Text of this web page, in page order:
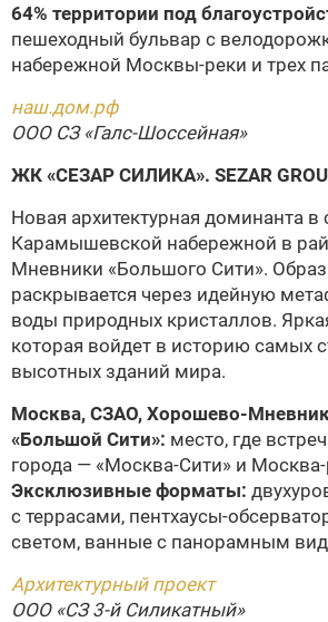
64% территории под
пешеходный бульвар с
набережной Москвы-реки и трех
наш.дом.рф
ООО СЗ «Галс-Шоссейная»
ЖК «СЕЗАР СИЛИКА». SEZAR
Новая архитектурная доминанта в
Карамышевской набережной в
Мневники «Большого Сити».
раскрывается через идейную
воды природных кристаллов.
которая войдет в историю самых
высотных зданий мира.
Москва, СЗАО, Хорошево-
«Большой Сити»: место, где
города — «Москва-Сити» и Москва-
Эксклюзивные форматы:
с террасами, пентхаусы-
светом, ванные с панорамным
Архитектурный проект
ООО «СЗ 3-й Силикатный»